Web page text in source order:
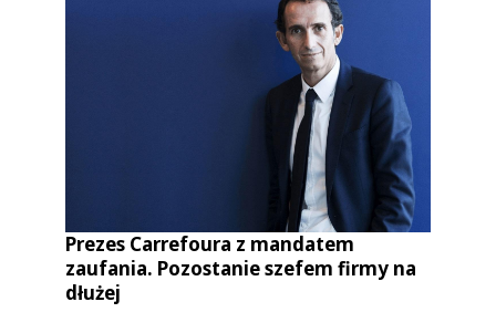
Prezes Carrefoura z mandatem
zaufania. Pozostanie szefem firmy na
dłużej